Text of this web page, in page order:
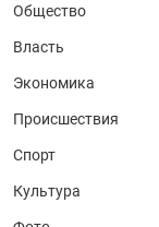
Общество
Власть
Экономика
Происшествия
Спорт
Культура